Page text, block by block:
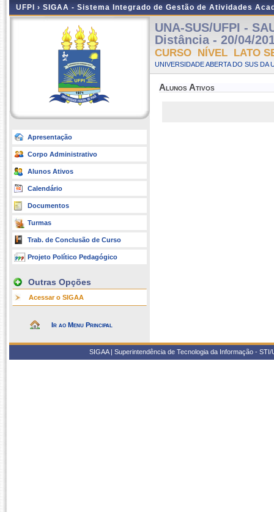
UFPI › SIGAA - Sistema Integrado de Gestão de Atividades
Apresentação
Corpo Administrativo
Alunos Ativos
Calendário
Documentos
Turmas
Trab. de Conclusão de Curso
Projeto Político Pedagógico
Outras Opções
Acessar o SIGAA
Ir ao Menu Principal
UNA-SUS/UFPI -
Distância - 20/04/
CURSO NÍVEL LATO
UNIVERSIDADE ABERTA DO SUS DA
Alunos Ativos
SIGAA | Superintendência de Tecnologia da Informação -